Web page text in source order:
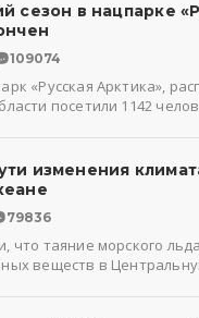
сезон в нацпарке
109074
«Русская Арктика»,
посетили 1142
изменения
79836
что таяние морского
веществ в